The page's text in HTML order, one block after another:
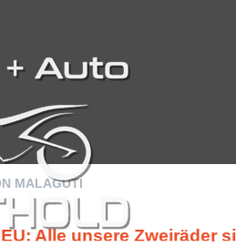
MALAGUTI
unsere Zweiräder sind